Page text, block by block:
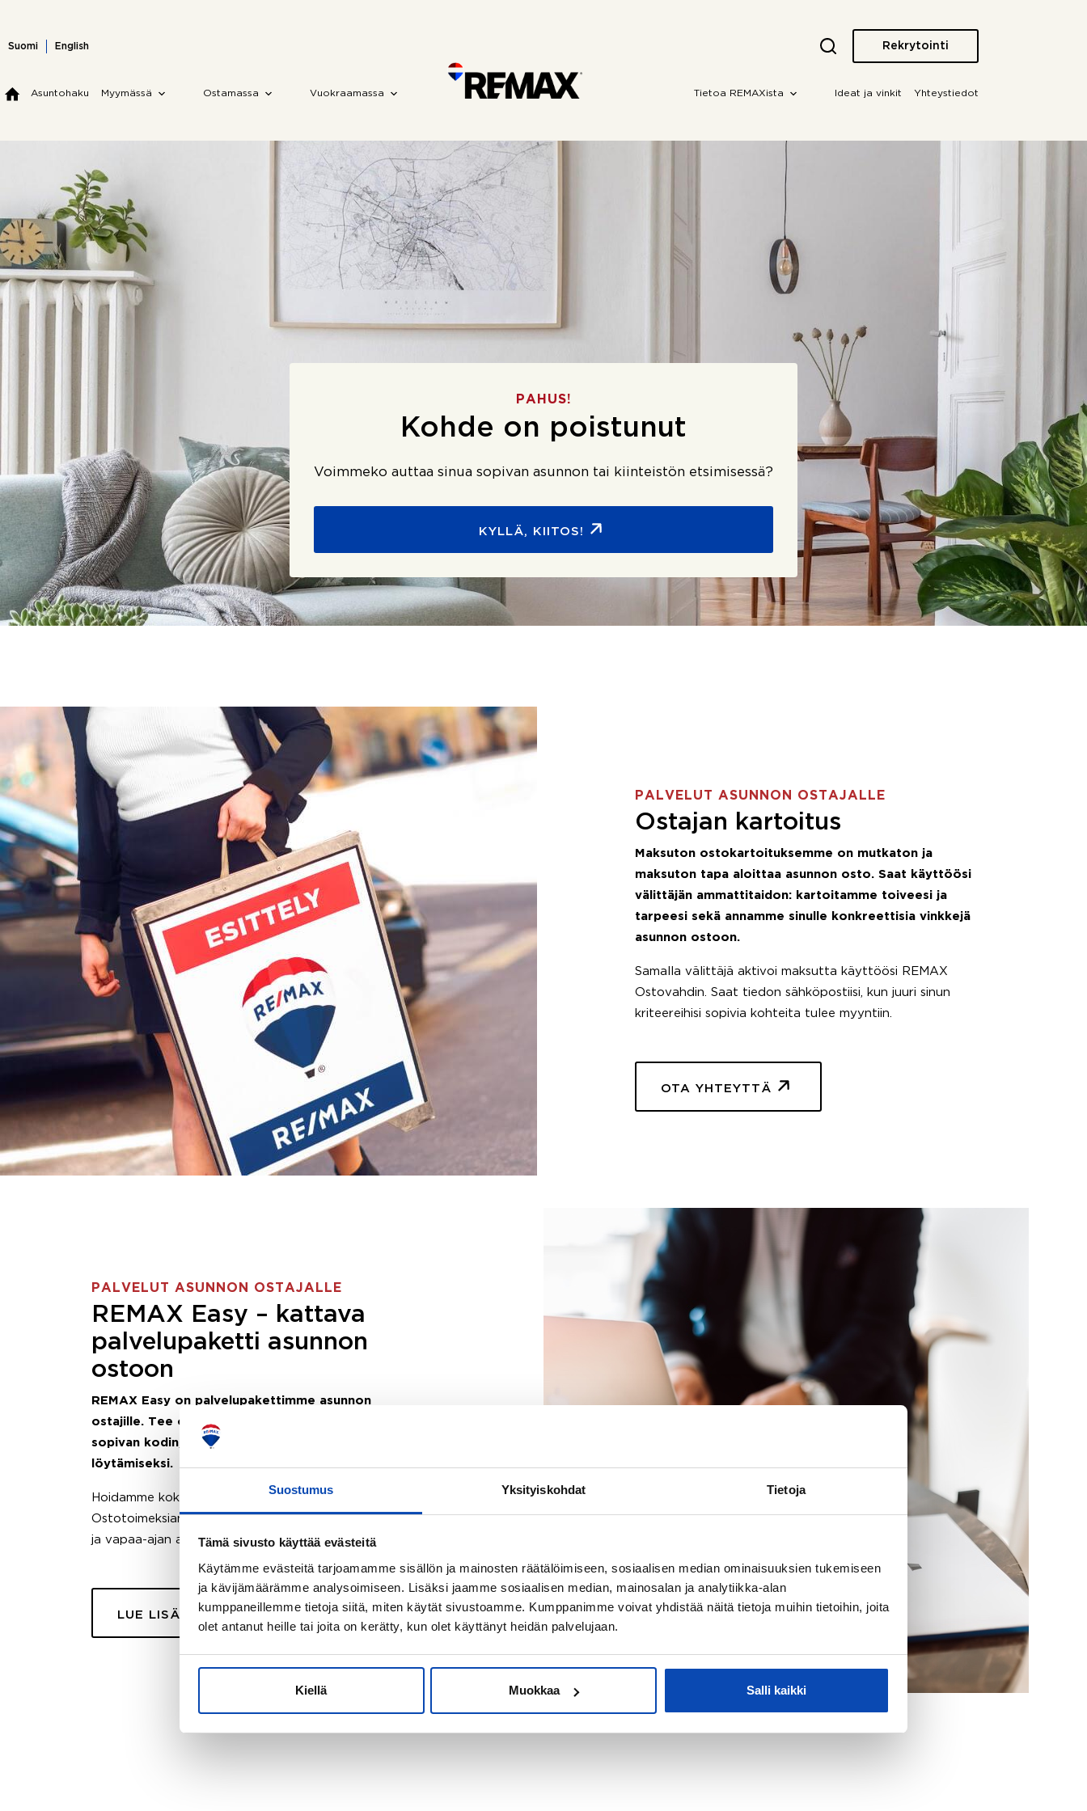
Suostumus Yksityiskohdat Tietoja
Tämä sivusto käyttää evästeitä
Käytämme evästeitä tarjoamamme sisällön ja mainosten räätälöimiseen, sosiaalisen median ominaisuuksien tukemiseen
ja kävijämäärämme analysoimiseen. Lisäksi jaamme sosiaalisen median, mainosalan ja analytiikka-alan
kumppaneillemme tietoja siitä, miten käytät sivustoamme. Kumppanimme voivat yhdistää näitä tietoja muihin tietoihin, joita
olet antanut heille tai joita on kerätty, kun olet käyttänyt heidän palvelujaan.
Kiellä Muokkaa Salli kaikki
content
Suomi English Rekrytointi
Asuntohaku Myymässä Ostamassa Vuokraamassa Tietoa REMAXista Ideat ja vinkit Yhteystiedot
PAHUS!
Kohde on poistunut
Voimmeko auttaa sinua sopivan asunnon tai kiinteistön etsimisessä?
KYLLÄ, KIITOS!
PALVELUT ASUNNON OSTAJALLE
Ostajan kartoitus
Maksuton ostokartoituksemme on mutkaton ja
maksuton tapa aloittaa asunnon osto. Saat käyttöösi
välittäjän ammattitaidon: kartoitamme toiveesi ja
tarpeesi sekä annamme sinulle konkreettisia vinkkejä
asunnon ostoon.
Samalla välittäjä aktivoi maksutta käyttöösi REMAX
Ostovahdin. Saat tiedon sähköpostiisi, kun juuri sinun
kriteereihisi sopivia kohteita tulee myyntiin.
OTA YHTEYTTÄ
PALVELUT ASUNNON OSTAJALLE
REMAX Easy – kattava
palvelupaketti asunnon
ostoon
REMAX Easy on palvelupakettimme asunnon
ostajille. Tee ostotoimeksianto ja etsimme juuri sinulle
sopivan kodin, eikä sinun tarvitse nähdä vaivaa sen
löytämiseksi.
Hoidamme koko ostoprosessin puolestasi.
Ostotoimeksiantopalvelumme sopii myös esimerkiksi sijoitus-
ja vapaa-ajan asuntojen ostoon.
LUE LISÄÄ